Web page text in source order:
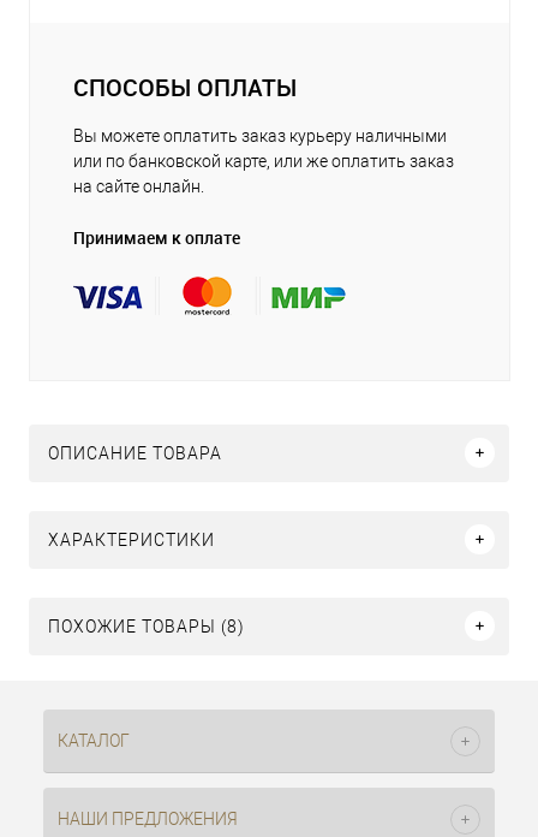
СПОСОБЫ ОПЛАТЫ
Вы можете оплатить заказ курьеру наличными
или по банковской карте, или же оплатить заказ
на сайте онлайн.
Принимаем к оплате
ОПИСАНИЕ ТОВАРА
ХАРАКТЕРИСТИКИ
ПОХОЖИЕ ТОВАРЫ (8)
КАТАЛОГ
НАШИ ПРЕДЛОЖЕНИЯ